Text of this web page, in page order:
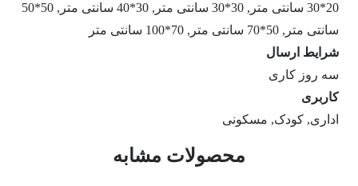
20*30 سانتی متر, 30*30 سانتی متر, 30*40 سانتی متر, 50*50
سانتی متر, 50*70 سانتی متر, 70*100 سانتی متر
شرایط ارسال
سه روز کاری
کاربری
اداری, کودک, مسکونی
محصولات مشابه